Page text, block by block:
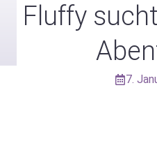
Fluffy
7.